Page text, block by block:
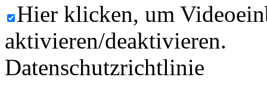
Hier klicken, um
aktivieren/deaktivieren.
Datenschutzrichtlinie